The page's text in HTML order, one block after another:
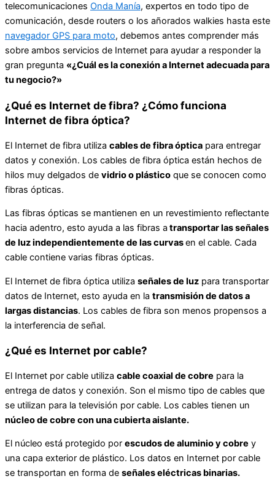
telecomunicaciones Onda Manía, expertos en todo tipo de
comunicación, desde routers o los añorados walkies hasta este
navegador GPS para moto, debemos antes comprender más
sobre ambos servicios de Internet para ayudar a responder la
gran pregunta «¿Cuál es la conexión a Internet adecuada para
tu negocio?»
¿Qué es Internet de fibra? ¿Cómo funciona
Internet de fibra óptica?
El Internet de fibra utiliza cables de fibra óptica para entregar
datos y conexión. Los cables de fibra óptica están hechos de
hilos muy delgados de vidrio o plástico que se conocen como
fibras ópticas.
Las fibras ópticas se mantienen en un revestimiento reflectante
hacia adentro, esto ayuda a las fibras a transportar las señales
de luz independientemente de las curvasen el cable. Cada
cable contiene varias fibras ópticas.
El Internet de fibra óptica utiliza señales de luz para transportar
datos de Internet, esto ayuda en la transmisión de datos a
largas distancias. Los cables de fibra son menos propensos a
la interferencia de señal.
¿Qué es Internet por cable?
El Internet por cable utiliza cable coaxial de cobre para la
entrega de datos y conexión. Son el mismo tipo de cables que
se utilizan para la televisión por cable. Los cables tienen un
núcleo de cobre con una cubierta aislante.
El núcleo está protegido por escudos de aluminio y cobre y
una capa exterior de plástico. Los datos en Internet por cable
se transportan en forma de señales eléctricas binarias.